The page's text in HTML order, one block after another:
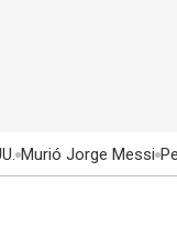
Murió Jorge Messi